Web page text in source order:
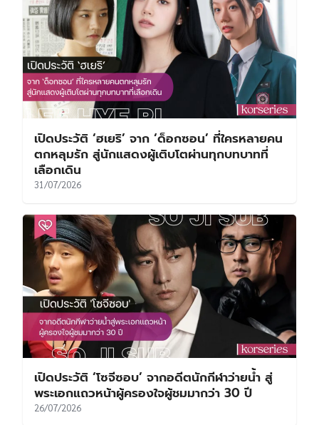
เปิดประวัติ ‘ฮเยริ’ จาก ‘ด็อกซอน’ ที่ใครหลายคน
ตกหลุมรัก สู่นักแสดงผู้เติบโตผ่านทุกบทบาทที่
เลือกเดิน
31/07/2026
เปิดประวัติ ‘โซจีซอบ’ จากอดีตนักกีฬาว่ายน้ำ สู่
พระเอกแถวหน้าผู้ครองใจผู้ชมมากว่า 30 ปี
26/07/2026